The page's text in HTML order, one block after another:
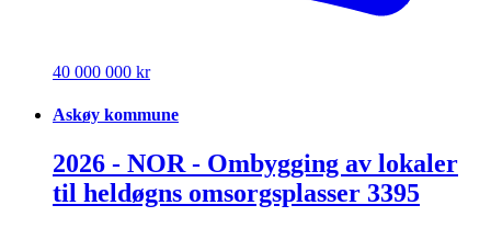
40 000 000 kr
Askøy kommune
2026 - NOR - Ombygging av lokaler
til heldøgns omsorgsplasser 3395